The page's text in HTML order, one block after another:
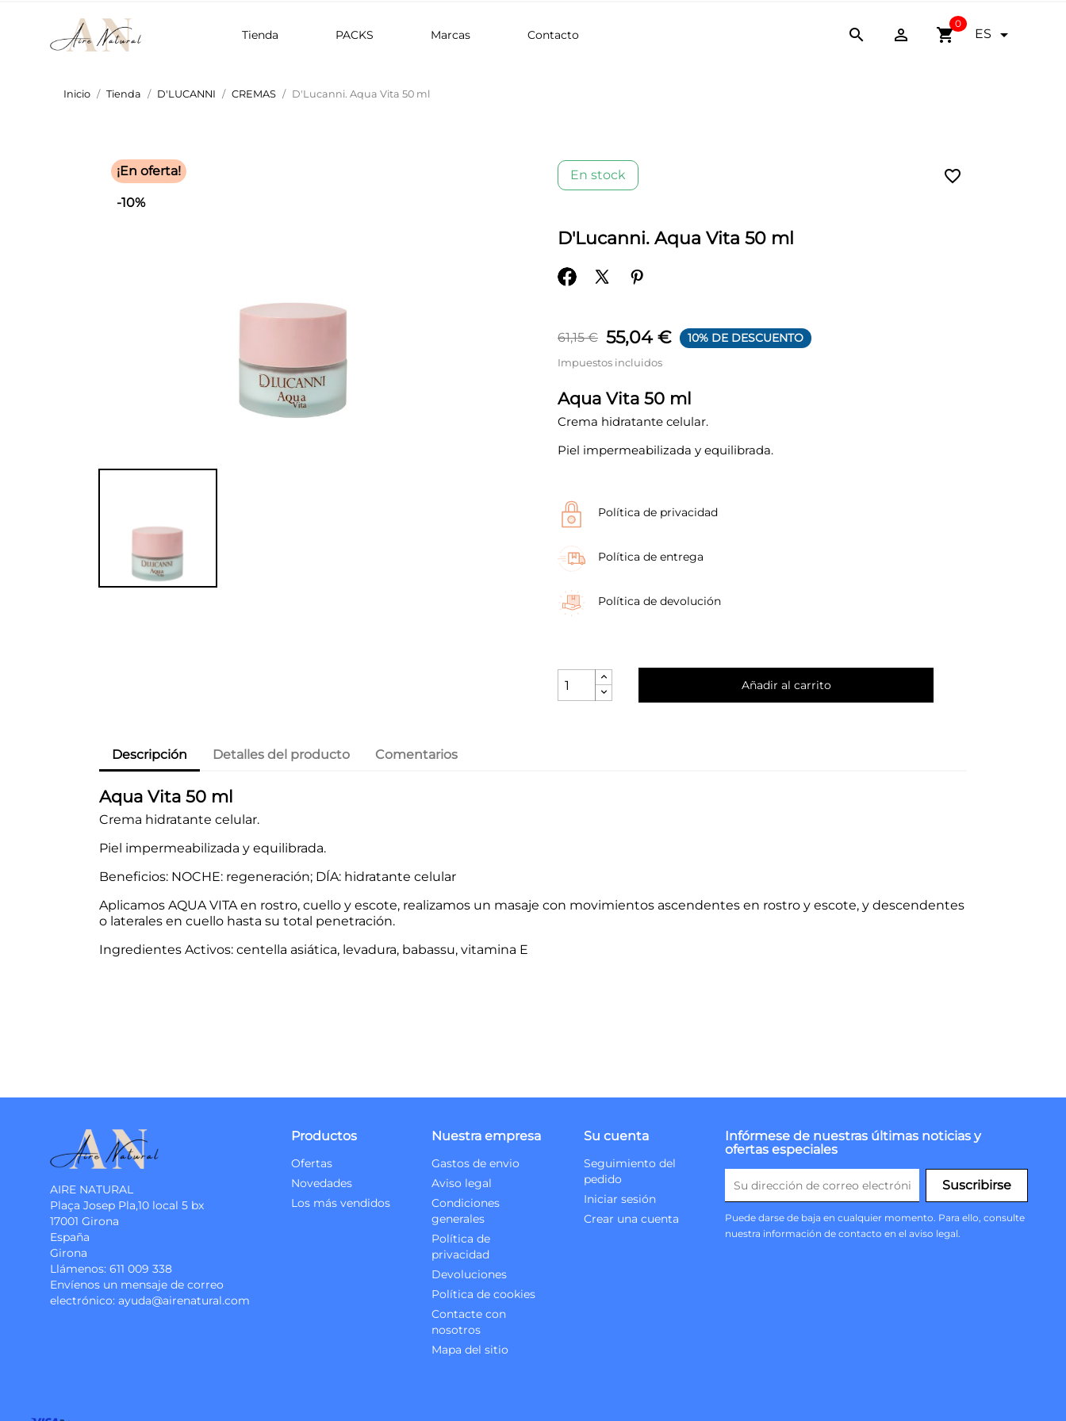
Tienda PACKS Marcas Contacto   shopping_cart
0
ES 
Inicio Tienda D'LUCANNI CREMAS D'Lucanni. Aqua Vita 50 ml
¡En oferta!
-10%
En stock favorite_border
D'Lucanni. Aqua Vita 50 ml
61,15 € 55,04 € 10% DE DESCUENTO
Impuestos incluidos
Aqua Vita 50 ml
Crema hidratante celular.
Piel impermeabilizada y equilibrada.
Política de privacidad
Política de entrega
Política de devolución
Añadir al carrito
Descripción Detalles del producto Comentarios
Aqua Vita 50 ml
Crema hidratante celular.
Piel impermeabilizada y equilibrada.
Beneficios: NOCHE: regeneración; DÍA: hidratante celular
Aplicamos AQUA VITA en rostro, cuello y escote, realizamos un masaje con movimientos ascendentes en rostro y escote, y descendentes
o laterales en cuello hasta su total penetración.
Ingredientes Activos: centella asiática, levadura, babassu, vitamina E
AIRE NATURAL
Plaça Josep Pla,10 local 5 bx
17001 Girona
España
Girona
Llámenos: 611 009 338
Envíenos un mensaje de correo
electrónico: ayuda@airenatural.com
Productos
Ofertas
Novedades
Los más vendidos
Nuestra empresa
Gastos de envio
Aviso legal
Condiciones
generales
Política de
privacidad
Devoluciones
Política de cookies
Contacte con
nosotros
Mapa del sitio
Su cuenta
Seguimiento del
pedido
Iniciar sesión
Crear una cuenta
Infórmese de nuestras últimas noticias y
ofertas especiales
Puede darse de baja en cualquier momento. Para ello, consulte
nuestra información de contacto en el aviso legal.